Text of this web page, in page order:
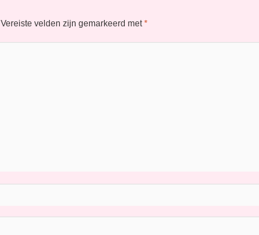
Vereiste velden zijn gemarkeerd met *